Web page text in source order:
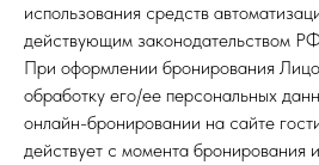
использования средств
действующим законодательством
При оформлении бронирования
обработку его/ее персональных
онлайн-бронировании на сайте
действует с момента бронирования